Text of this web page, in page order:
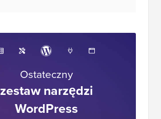
Ostateczny
zestaw narzędzi
WordPress